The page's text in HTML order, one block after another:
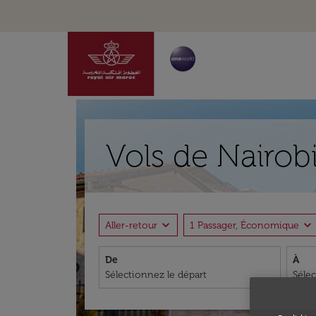
Vols de
Aller-retour expand_more 1 Passager, Économique expand_more
De À